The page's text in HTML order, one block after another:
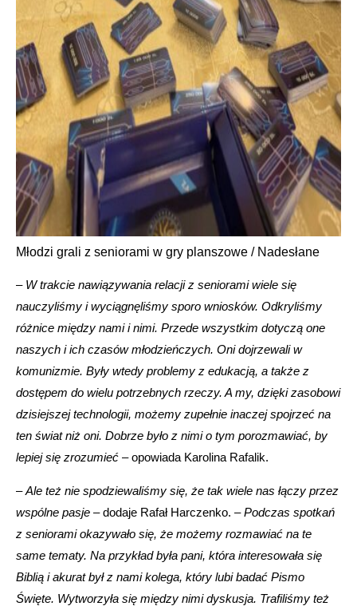
Młodzi grali z seniorami w gry planszowe / Nadesłane
– W trakcie nawiązywania relacji z seniorami wiele się
nauczyliśmy i wyciągnęliśmy sporo wniosków. Odkryliśmy
różnice między nami i nimi. Przede wszystkim dotyczą one
naszych i ich czasów młodzieńczych. Oni dojrzewali w
komunizmie. Były wtedy problemy z edukacją, a także z
dostępem do wielu potrzebnych rzeczy. A my, dzięki zasobowi
dzisiejszej technologii, możemy zupełnie inaczej spojrzeć na
ten świat niż oni. Dobrze było z nimi o tym porozmawiać, by
lepiej się zrozumieć – opowiada Karolina Rafalik.
–Ale też nie spodziewaliśmy się, że tak wiele nas łączy przez
wspólne pasje – dodaje Rafał Harczenko. –Podczas spotkań
z seniorami okazywało się, że możemy rozmawiać na te
same tematy. Na przykład była pani, która interesowała się
Biblią i akurat był z nami kolega, który lubi badać Pismo
Święte. Wytworzyła się między nimi dyskusja. Trafiliśmy też